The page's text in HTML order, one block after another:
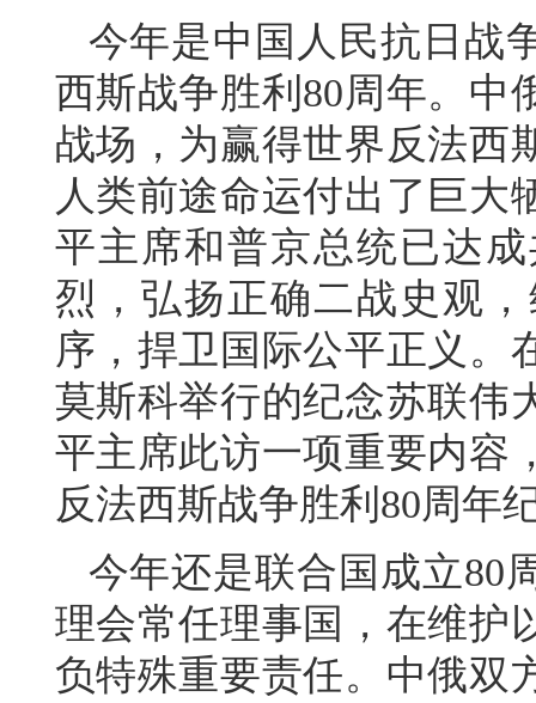
今年是中国人民抗日战
西斯战争胜利80周年。中
战场，为赢得世界反法西
人类前途命运付出了巨大
平主席和普京总统已达
烈，弘扬正确二战史观
序，捍卫国际公平正义。
莫斯科举行的纪念苏联伟
平主席此访一项重要内容
反法西斯战争胜利80周年
今年还是联合国成立80
理会常任理事国，在维护
负特殊重要责任。中俄双